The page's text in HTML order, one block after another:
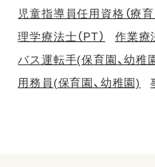
児童指導員任用資格（療育
理学療法士（PT）
作業療
バス運転手(保育園、幼稚
用務員(保育園、幼稚園)